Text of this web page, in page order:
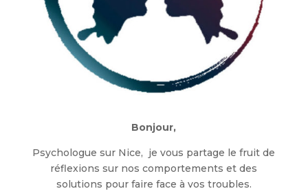
Bonjour,
Psychologue sur Nice, je vous partage le fruit de
réflexions sur nos comportements et des
solutions pour faire face à vos troubles.